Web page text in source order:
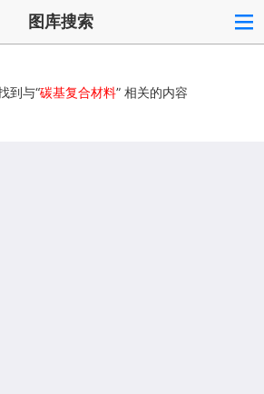
图库搜索
到与“碳基复合材料” 相关的内容